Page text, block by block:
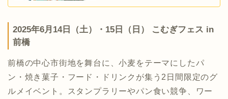
2025年6月14日（土）・15日（日） こむぎフェス in
前橋
前橋の中心市街地を舞台に、小麦をテーマにしたパ
ン・焼き菓子・フード・ドリンクが集う2日間限定のグ
ルメイベント。スタンプラリーやパン食い競争、ワー